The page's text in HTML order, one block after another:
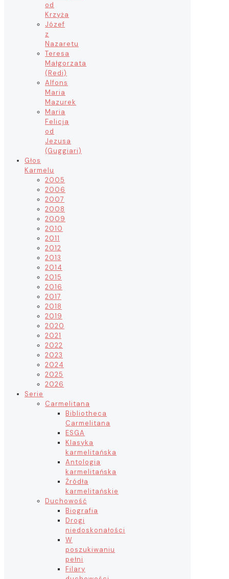
od
Krzyża
Józef
z
Nazaretu
Teresa
Małgorzata
(Redi)
Alfons
Maria
Mazurek
Maria
Felicja
od
Jezusa
(Guggiari)
Głos
Karmelu
2005
2006
2007
2008
2009
2010
2011
2012
2013
2014
2015
2016
2017
2018
2019
2020
2021
2022
2023
2024
2025
2026
Serie
Carmelitana
Bibliotheca
Carmelitana
ESGA
Klasyka
karmelitańska
Antologia
karmelitańska
Źródła
karmelitańskie
Duchowość
Biografia
Drogi
niedoskonałości
W
poszukiwaniu
pełni
Filary